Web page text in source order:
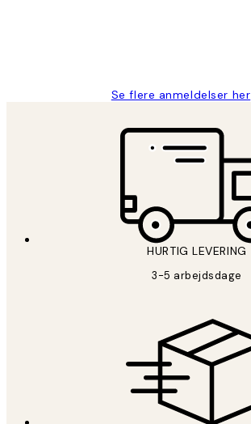
Se flere anmeldelser her
HURTIG LEVERING
3-5 arbejdsdage